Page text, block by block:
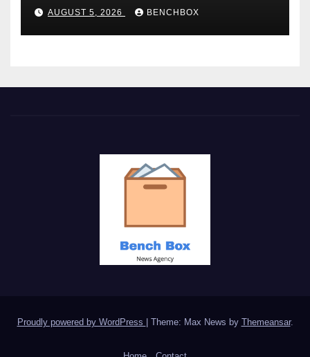
AUGUST 5, 2026 BENCHBOX
Proudly powered by WordPress Theme: Max News by Themeansar.